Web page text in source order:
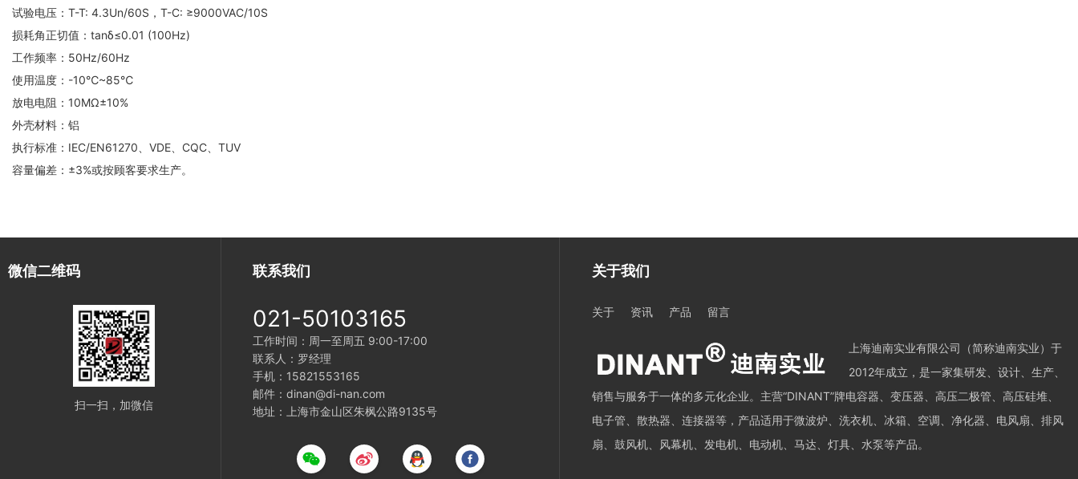
试验电压：T-T: 4.3Un/60S，T-C: ≥9000VAC/10S
损耗角正切值：tanδ≤0.01 (100Hz)
工作频率：50Hz/60Hz
使用温度：-10℃~85℃
放电电阻：10MΩ±10%
外壳材料：铝
执行标准：IEC/EN61270、VDE、CQC、TUV
容量偏差：±3%或按顾客要求生产。
微信二维码
扫一扫，加微信
联系我们
021-50103165
工作时间：周一至周五 9:00-17:00
联系人：罗经理
手机：15821553165
邮件：dinan@di-nan.com
地址：上海市金山区朱枫公路9135号
关于我们
关于 资讯 产品 留言
上海迪南实业有限公司（简称迪南实业）于
2012年成立，是一家集研发、设计、生产、
销售与服务于一体的多元化企业。主营“DINANT”牌电容器、变压器、高压二极管、高压硅堆、
电子管、散热器、连接器等，产品适用于微波炉、洗衣机、冰箱、空调、净化器、电风扇、排风
扇、鼓风机、风幕机、发电机、电动机、马达、灯具、水泵等产品。